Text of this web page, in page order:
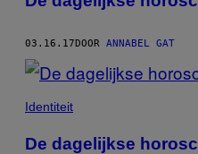
03.16.17DOOR ANNABEL GAT
Identiteit
De dagelijkse